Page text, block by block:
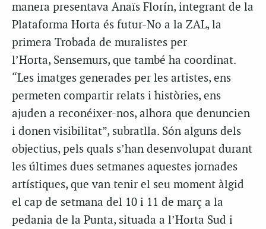
manera presentava Anaïs Florín, integrant de la
Plataforma Horta és futur-No a la ZAL, la
primera Trobada de muralistes per
l’Horta, Sensemurs, que també ha coordinat.
“Les imatges generades per les artistes, ens
permeten compartir relats i històries, ens
ajuden a reconéixer-nos, alhora que denuncien
i donen visibilitat”, subratlla. Són alguns dels
objectius, pels quals s’han desenvolupat durant
les últimes dues setmanes aquestes jornades
artístiques, que van tenir el seu moment àlgid
el cap de setmana del 10 i 11 de març a la
pedania de la Punta, situada a l’Horta Sud i